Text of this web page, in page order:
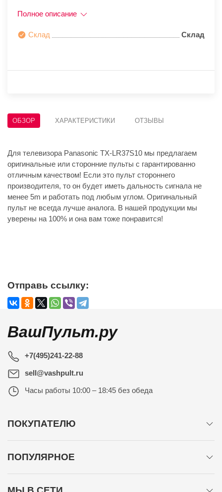
Полное описание
Склад Склад
ОБЗОР ХАРАКТЕРИСТИКИ ОТЗЫВЫ
Для телевизора Panasonic TX-LR37S10 мы предлагаем
оригинальные или сторонние пульты с гарантированно
отличным качеством! Если это пульт стороннего
производителя, то он будет иметь дальность сигнала не
менее 5m и работать под любым углом. Оригинальный
пульт не всегда лучше аналога. В нашей продукции мы
уверены на 100% и она вам тоже понравится!
Отправь ссылку:
ВашПульт.ру
+7(495)241-22-88
sell@vashpult.ru
Часы работы 10:00 – 18:45 без обеда
ПОКУПАТЕЛЮ
ПОПУЛЯРНОЕ